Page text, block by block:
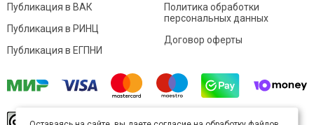
Публикация в ВАК
Публикация в РИНЦ
Публикация в ЕГПНИ
Политика обработки
персональных данных
Договор оферты